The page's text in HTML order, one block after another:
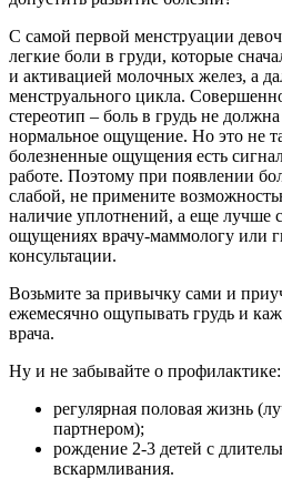
С самой первой менструации
легкие боли в груди, которые
и активацией молочных желез, а
менструального цикла.
стереотип – боль в грудь не
нормальное ощущение. Но это не
болезненные ощущения есть
работе. Поэтому при появлении
слабой, не примените
наличие уплотнений, а еще лучше
ощущениях врачу-маммологу или
консультации.
Возьмите за привычку сами и
ежемесячно ощупывать грудь и
врача.
Ну и не забывайте о профилактике:
регулярная половая жизнь
партнером);
рождение 2-3 детей с
вскармливания.